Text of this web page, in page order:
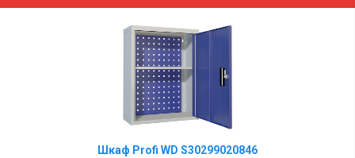
Шкаф Profi WD S30299020846